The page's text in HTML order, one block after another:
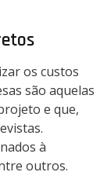
os custos
são aquelas
e que,
à
outros.